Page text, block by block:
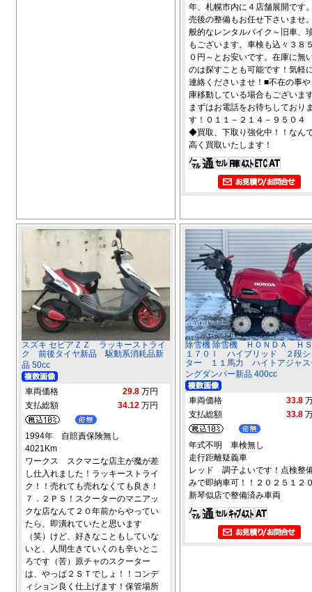
年、札幌市内に４店舗展開です
売後の整備もお任せ下さいませ
般的なレンタルバイク～旧車、
もございます。車検も込々３８
０円～とお安いです。在庫に無
のは探すことも可能です！気軽
連絡くださいませ！■不在の事
庫移動している場合もございま
まずはお電話をお待ちしており
す！０１１－２１４－９５０４
◆買取、下取り強化中！！なん
高く買取いたします！
スズキ セピアＺＺ ラッキーストライ
ク 前後タイヤ新品 駆動系消耗品新
品 50cc
車両価格 29.8 万円
支払総額
34.12 万円
1994年 自賠責保険無し
4021Km
ワークス スクマニな店主が魔が差
し仕入れました！ラッキーストライ
ク！！売れても売れなくても良き！
７．２ＰＳ！スクーターのマニアッ
クな店なんて２０年前からやってい
たら、即潰れていたと思います
（笑）けど、好きなこともしていな
いと、人間生きていくのも辛いとこ
ろです（苦）原チャのスクーター
は、やっぱ２ＳＴでしょ！！コンデ
ィション良く仕上げます！保管場所
除雪機 除雪機 ＨＯＮＤＡ Ｈ
１７０Ｉ ハイブリッド ２段シ
ター １１馬力 ハイトアジャス
ングダンパー新品 400cc
車両価格 33.8
支払総額
33.8
年式不明 車検無し
走行距離疑義車
レッド 調子よいです！点検整
みで即納車可！！２０２５１２
新琴似店で整備済み車両